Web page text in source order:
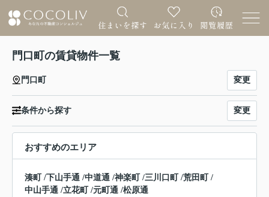
門口町の賃貸物件一覧
門口町 変更
条件から探す 変更
おすすめのエリア
湊町/下山手通 /中道通 /神楽町/三川口町/荒田町/
中山手通 /立花町/元町通 /松原通